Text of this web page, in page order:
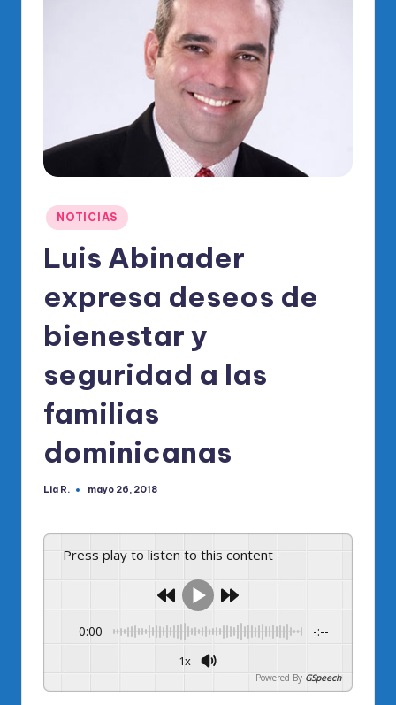
fi
ci
al
el
R
M
Publicado
en
NOTICIAS
Luis Abinader
expresa deseos de
bienestar y
seguridad a las
familias
dominicanas
Publicado
Lia R. mayo 26, 2018
Press play to listen to this content
0:00 -:--
1x
Powered By GSpeech